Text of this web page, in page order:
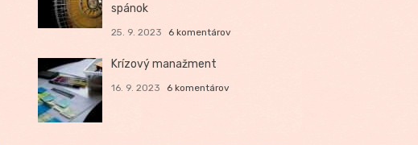
spánok
25. 9. 2023 6 komentárov
Krízový manažment
16. 9. 2023 6 komentárov